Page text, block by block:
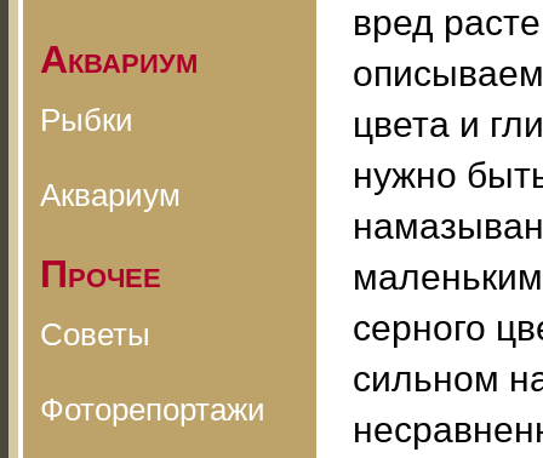
Аквариум
Рыбки
Аквариум
Прочее
Советы
Фоторепортажи
вред
цвета и
нужно
серного
сильном